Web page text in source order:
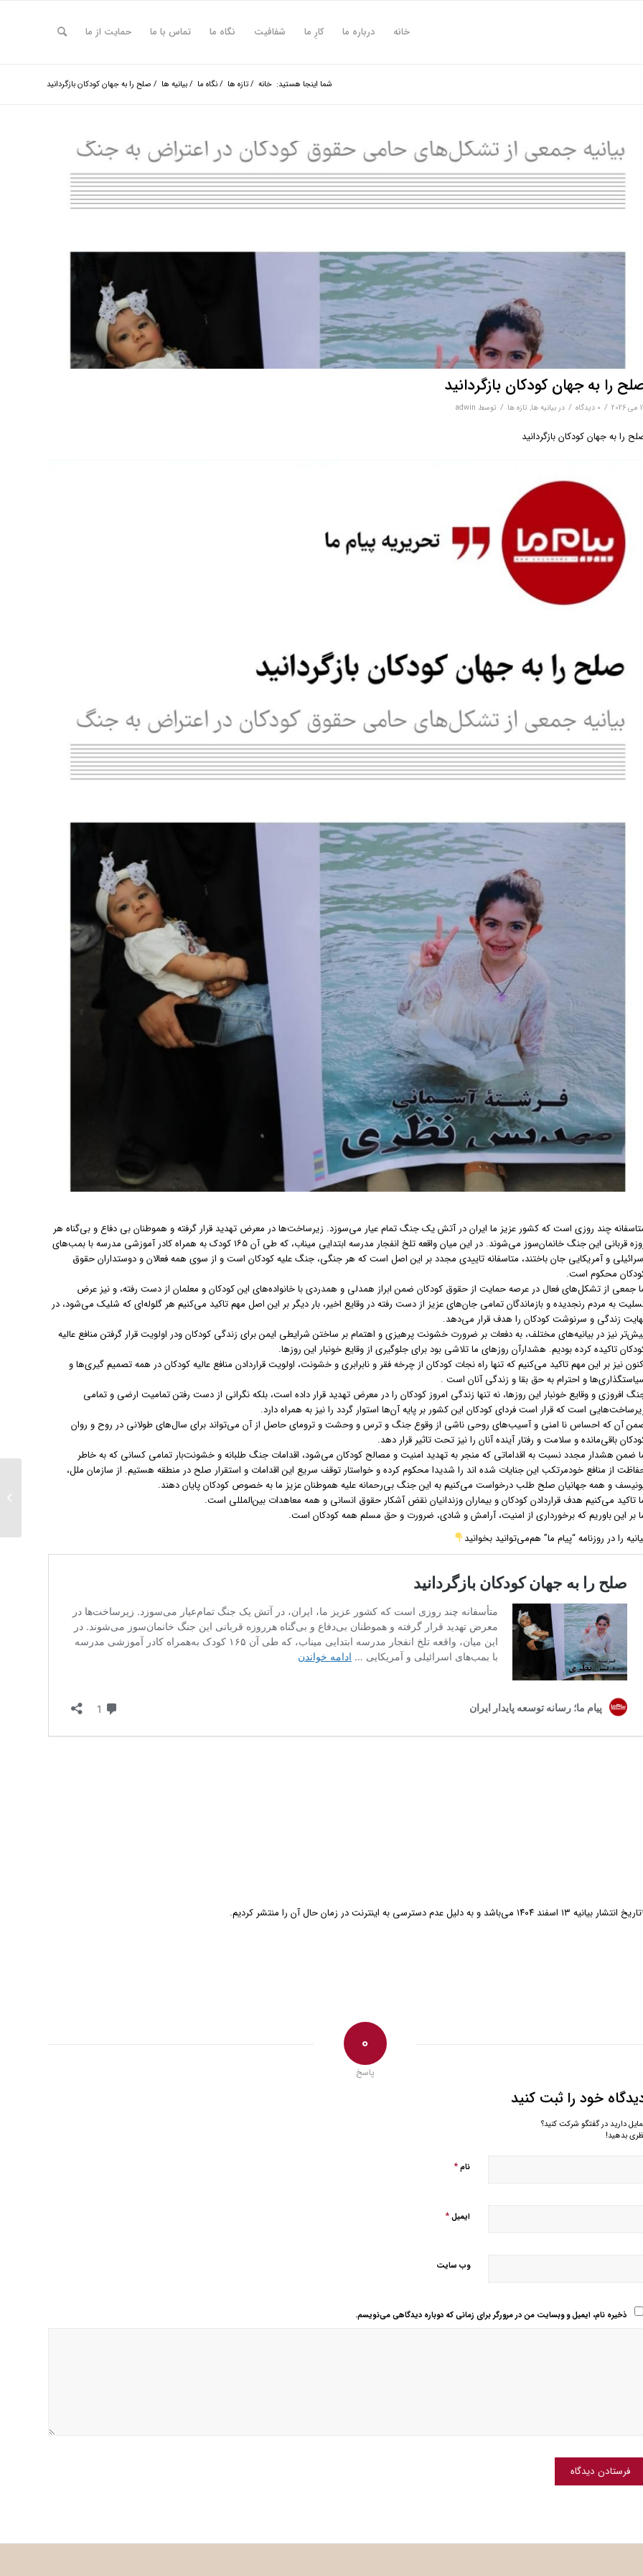
خانه درباره ما کارِ ما شفافیت نگاه ما تماس با ما حمایت از ما
شما اینجا هستید: خانه /تازه ها /نگاه ما /بیانیه ها / صلح را به جهان کودکان بازگردانید
را به جهان کودکان بازگردانید
/ 0 دیدگاه‌ / در بیانیه ها, تازه ها / توسط adwin
را به جهان کودکان بازگردانید
چند روزی است که کشور عزیز ما ایران در آتش یک جنگ تمام عیار می‌سوزد. زیرساخت‌ها در معرض تهدید قرار گرفته و هموطنان بی دفاع و بی‌گناه هر
روزه قربانی این جنگ خانمان‌سوز می‌شوند. در این میان واقعه تلخ انفجار مدرسه ابتدایی میناب، که طی آن ۱۶۵ کودک به همراه کادر آموزشی مدرسه با بمب‌های
و آمریکایی جان باختند، متاسفانه تاییدی مجدد بر این اصل است که هر جنگی، جنگ علیه کودکان است و از سوی همه فعالان و دوستداران حقوق
محکوم است.
جمعی از تشکل‌های فعال در عرصه حمایت از حقوق کودکان ضمن ابراز همدلی و همدردی با خانواده‌های این کودکان و معلمان از دست رفته، و نیز عرض
به مردم رنجدیده و بازماندگان تمامی جان‌های عزیز از دست رفته در وقایع اخیر، بار دیگر بر این اصل مهم تاکید می‌کنیم هر گلوله‌ای که شلیک می‌شود، در
زندگی و سرنوشت کودکان را هدف قرار می‌دهد.
نیز در بیانیه‌های مختلف، به دفعات بر ضرورت خشونت پرهیزی و اهتمام بر ساختن شرایطی ایمن برای زندگی کودکان ودر اولویت قرار گرفتن منافع عالیه
تاکیده کرده بودیم. هشدارآن روزهای ما تلاشی بود برای جلوگیری از وقایع خونبار این روزها.
نیز بر این مهم تاکید می‌کنیم که تنها راه نجات کودکان از چرخه فقر و نابرابری و خشونت، اولویت قراردادن منافع عالیه کودکان در همه تصمیم گیری‌ها و
و احترام به حق بقا و زندگی آنان است .
افروزی و وقایع خونبار این روزها، نه تنها زندگی امروز کودکان را در معرض تهدید قرار داده است، بلکه نگرانی از دست رفتن تمامیت ارضی و تمامی
است که قرار است فردای کودکان این کشور بر پایه آن‌ها استوار گردد را نیز به همراه دارد.
آن که احساس نا امنی و آسیب‌های روحی ناشی از وقوع جنگ و ترس و وحشت و ترومای حاصل از آن می‌تواند برای سال‌های طولانی در روح و روان
باقی‌مانده و سلامت و رفتار آینده آنان را نیز تحت تاثیر قرار دهد.
ضمن هشدار مجدد نسبت به اقداماتی که منجر به تهدید امنیت و مصالح کودکان می‌شود، اقدامات جنگ طلبانه و خشونت‌بار تمامی کسانی که به خاطر
از منافع خودمرتکب این جنایات شده اند را شدیدا محکوم کرده و خواستار توقف سریع این اقدامات و استقرار صلح در منطقه هستیم. از سازمان ملل،
و همه جهانیان صلح طلب درخواست می‌کنیم به این جنگ بی‌رحمانه علیه هموطنان عزیز ما به خصوص کودکان پایان دهند.
تاکید می‌کنیم هدف قراردادن کودکان و بیماران وزندانیان نقض آشکار حقوق انسانی و همه معاهدات بین‌المللی است.
بر این باوریم که برخورداری از امنیت، آرامش و شادی، ضرورت و حق مسلم همه کودکان است.
را در روزنامه “پیام ما” هم‌می‌توانید بخوانید
بیانیه ۱۳ اسفند ۱۴۰۴ می‌باشد و به دلیل عدم دسترسی به اینترنت در زمان حال آن را منتشر کردیم.
0
پاسخ
خود را ثبت کنید
دارید در گفتگو شرکت کنید؟
بدهید!
نام*
ایمیل*
وب‌ سایت
ذخیره نام، ایمیل و وبسایت من در مرورگر برای زمانی که دوباره دیدگاهی می‌نویسم.
نه